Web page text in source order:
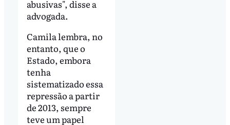
abusivas", disse a
advogada.
Camila lembra, no
entanto, que o
Estado, embora
tenha
sistematizado essa
repressão a partir
de 2013, sempre
teve um papel